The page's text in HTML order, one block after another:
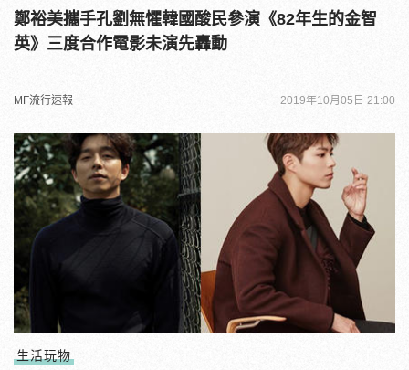
鄭裕美攜手孔劉無懼韓國酸民參演《82年生的金智
英》三度合作電影未演先轟動
MF流行速報 2019年10月05日 21:00
生活玩物